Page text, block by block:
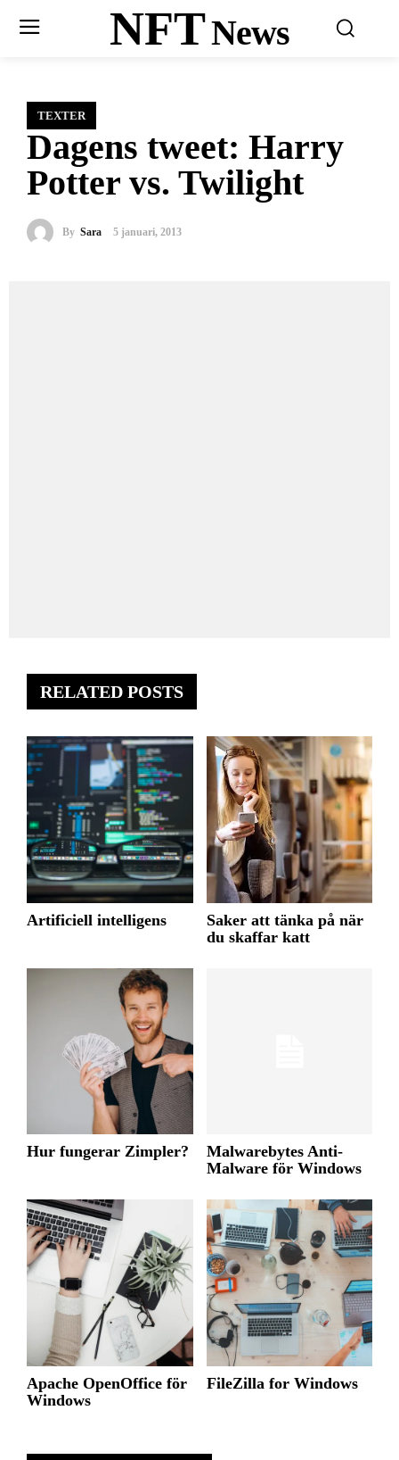
NFTNews
TEXTER
Dagens tweet: Harry
Potter vs. Twilight
By Sara 5 januari, 2013
RELATED POSTS
Artificiell intelligens
Saker att tänka på när
du skaffar katt
Hur fungerar Zimpler?
Malwarebytes Anti-
Malware för Windows
Apache OpenOffice för
Windows
FileZilla for Windows